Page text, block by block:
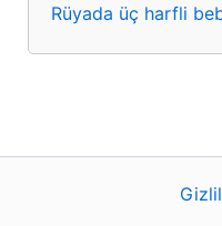
Rüyada üç harfli